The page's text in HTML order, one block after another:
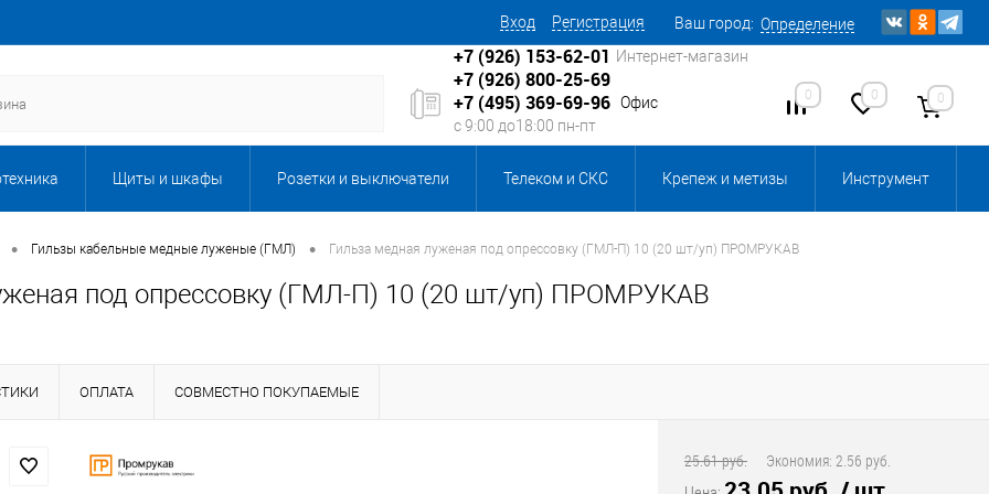
Вход Регистрация Ваш город: Определение
+7 (926) 153-62-01 Интернет-магазин
+7 (926) 800-25-69
+7 (495) 369-69-96 Офис
с 9:00 до18:00 пн-пт
0 0 0
Щиты и шкафы Розетки и выключатели Телеком и СКС Крепеж и метизы Инструмент
Бытовая техника Запорная и регулирующая арматура Источники питания Кабеленесущие системы
Каталог подарков Клининговое оборудование, инвентарь и комплектующие, бытовая химия
• Гильзы кабельные медные луженые (ГМЛ) • Гильза медная луженая под опрессовку (ГМЛ-П) 10 (20 шт/уп) ПРОМРУКАВ
под опрессовку (ГМЛ-П) 10 (20 шт/уп) ПРОМРУКАВ
ОПЛАТА СОВМЕСТНО ПОКУПАЕМЫЕ
25.61 руб. Экономия: 2.56 руб.